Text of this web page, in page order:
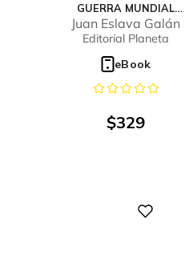
GUERRA MUNDIAL
CONTADA PARA
ESCÉPTICOS (PACK)
Juan Eslava Galán
Editorial Planeta
eBook
$329